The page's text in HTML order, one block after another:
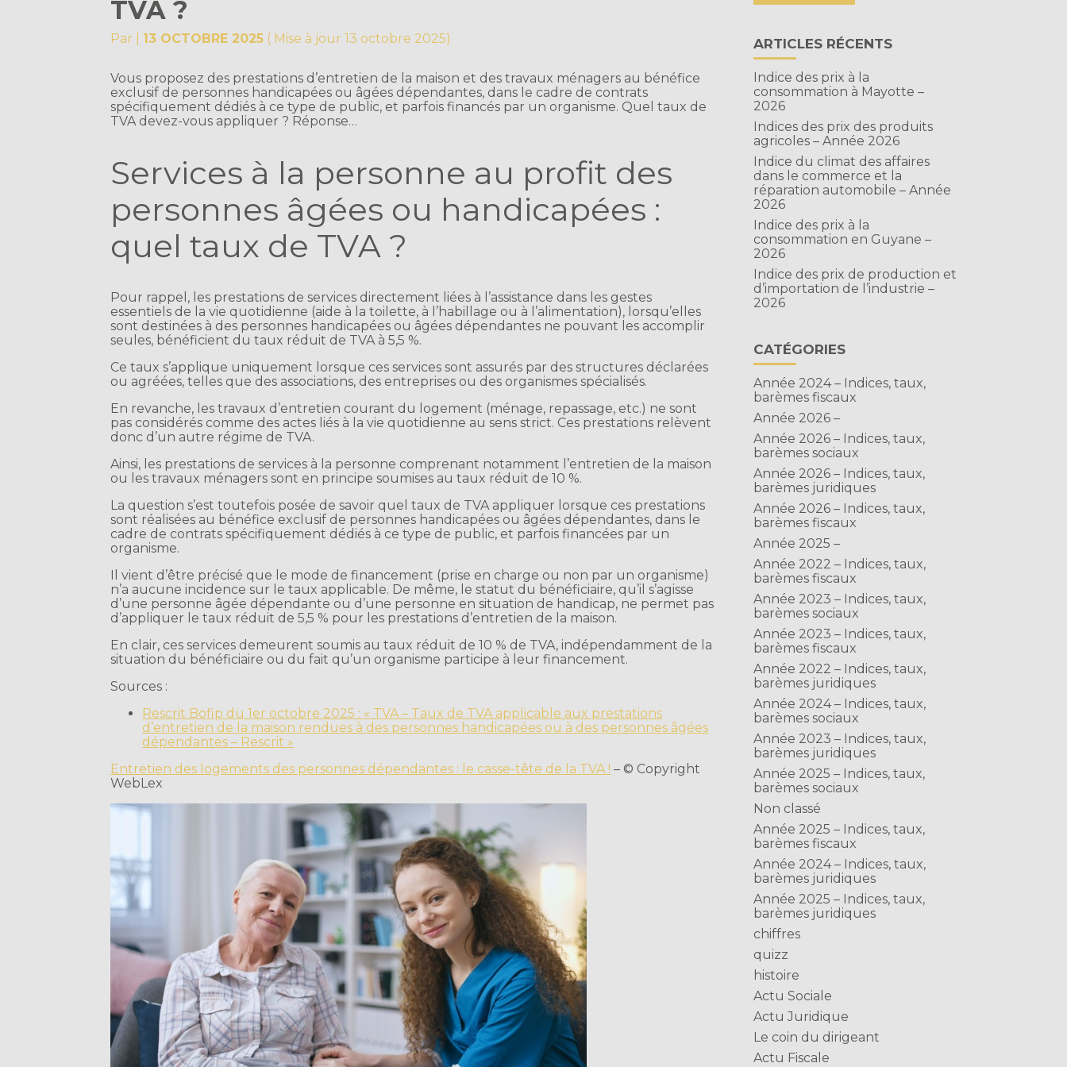
TVA ?
Par 13 OCTOBRE 2025 ( Mise à jour 13 octobre 2025)
Vous proposez des prestations d’entretien de la maison et des travaux ménagers au bénéfice
exclusif de personnes handicapées ou âgées dépendantes, dans le cadre de contrats
spécifiquement dédiés à ce type de public, et parfois financés par un organisme. Quel taux de
TVA devez-vous appliquer ? Réponse…
Services à la personne au profit des
personnes âgées ou handicapées :
quel taux de TVA ?
Pour rappel, les prestations de services directement liées à l’assistance dans les gestes
essentiels de la vie quotidienne (aide à la toilette, à l’habillage ou à l’alimentation), lorsqu’elles
sont destinées à des personnes handicapées ou âgées dépendantes ne pouvant les accomplir
seules, bénéficient du taux réduit de TVA à 5,5 %.
Ce taux s’applique uniquement lorsque ces services sont assurés par des structures déclarées
ou agréées, telles que des associations, des entreprises ou des organismes spécialisés.
En revanche, les travaux d’entretien courant du logement (ménage, repassage, etc.) ne sont
pas considérés comme des actes liés à la vie quotidienne au sens strict. Ces prestations relèvent
donc d’un autre régime de TVA.
Ainsi, les prestations de services à la personne comprenant notamment l’entretien de la maison
ou les travaux ménagers sont en principe soumises au taux réduit de 10 %.
La question s’est toutefois posée de savoir quel taux de TVA appliquer lorsque ces prestations
sont réalisées au bénéfice exclusif de personnes handicapées ou âgées dépendantes, dans le
cadre de contrats spécifiquement dédiés à ce type de public, et parfois financées par un
organisme.
Il vient d’être précisé que le mode de financement (prise en charge ou non par un organisme)
n’a aucune incidence sur le taux applicable. De même, le statut du bénéficiaire, qu’il s’agisse
d’une personne âgée dépendante ou d’une personne en situation de handicap, ne permet pas
d’appliquer le taux réduit de 5,5 % pour les prestations d’entretien de la maison.
En clair, ces services demeurent soumis au taux réduit de 10 % de TVA, indépendamment de la
situation du bénéficiaire ou du fait qu’un organisme participe à leur financement.
Sources :
Rescrit Bofip du 1er octobre 2025 : « TVA – Taux de TVA applicable aux prestations
d’entretien de la maison rendues à des personnes handicapées ou à des personnes âgées
dépendantes – Rescrit »
Entretien des logements des personnes dépendantes : le casse-tête de la TVA ! – © Copyright
WebLex
ARTICLES RÉCENTS
Indice des prix à la
consommation à Mayotte –
2026
Indices des prix des produits
agricoles – Année 2026
Indice du climat des affaires
dans le commerce et la
réparation automobile – Année
2026
Indice des prix à la
consommation en Guyane –
2026
Indice des prix de production et
d’importation de l’industrie –
2026
CATÉGORIES
Année 2024 – Indices, taux,
barèmes fiscaux
Année 2026 –
Année 2026 – Indices, taux,
barèmes sociaux
Année 2026 – Indices, taux,
barèmes juridiques
Année 2026 – Indices, taux,
barèmes fiscaux
Année 2025 –
Année 2022 – Indices, taux,
barèmes fiscaux
Année 2023 – Indices, taux,
barèmes sociaux
Année 2023 – Indices, taux,
barèmes fiscaux
Année 2022 – Indices, taux,
barèmes juridiques
Année 2024 – Indices, taux,
barèmes sociaux
Année 2023 – Indices, taux,
barèmes juridiques
Année 2025 – Indices, taux,
barèmes sociaux
Non classé
Année 2025 – Indices, taux,
barèmes fiscaux
Année 2024 – Indices, taux,
barèmes juridiques
Année 2025 – Indices, taux,
barèmes juridiques
chiffres
quizz
histoire
Actu Sociale
Actu Juridique
Le coin du dirigeant
Actu Fiscale